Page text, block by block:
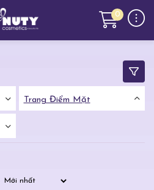
0
Trang Điểm Mặt